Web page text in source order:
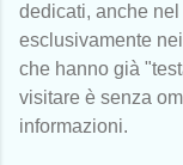
dedicati, anche
esclusivamente
che hanno già
visitare è senza
informazioni.